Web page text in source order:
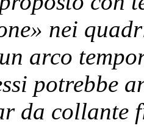
nei
arco
potrebbe
da